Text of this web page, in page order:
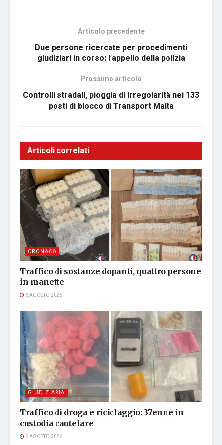
Articolo precedente
Due persone ricercate per procedimenti
giudiziari in corso: l’appello della polizia
Prossimo articolo
Controlli stradali, pioggia di irregolarità nei 133
posti di blocco di Transport Malta
Articoli correlati
CRONACA
Traffico di sostanze dopanti, quattro persone
in manette
6 AGOSTO 2026
GIUDIZIARIA
Traffico di droga e riciclaggio: 37enne in
custodia cautelare
6 AGOSTO 2026